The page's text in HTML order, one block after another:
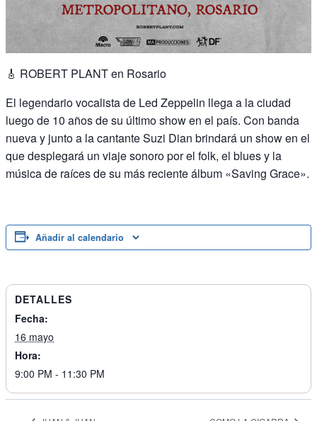
🎸 ROBERT PLANT en Rosario
El legendario vocalista de Led Zeppelin llega a la ciudad
luego de 10 años de su último show en el país. Con banda
nueva y junto a la cantante Suzi Dian brindará un show en el
que desplegará un viaje sonoro por el folk, el blues y la
música de raíces de su más reciente álbum «Saving Grace».
Añadir al calendario
DETALLES
Fecha:
16 mayo
Hora:
9:00 PM - 11:30 PM